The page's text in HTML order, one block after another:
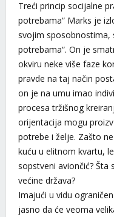
Treći princip socijalne
potrebama“ Marks je
svojim sposobnostima,
potrebama“. On je
okviru neke više faze
pravde na taj način
on je na umu imao
procesa tržišnog
orijentacija mogu
potrebe i želje. Zašto
kuću u elitnom kvartu,
sopstveni aviončić?
većine država?
Imajući u vidu
jasno da će veoma